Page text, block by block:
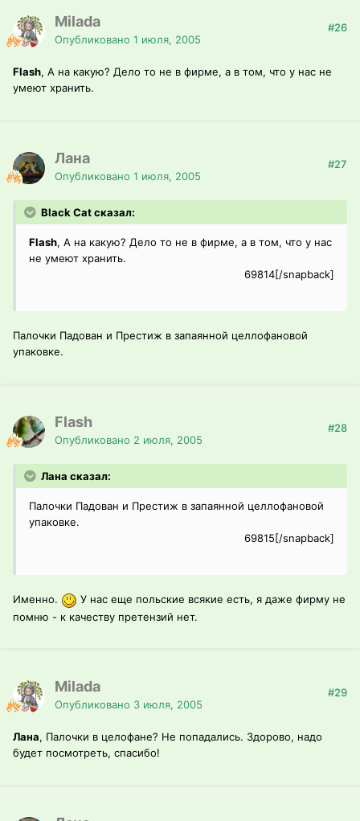
Milada
Опубликовано 1 июля, 2005
#26
Flash, А на какую? Дело то не в фирме, а в том, что у нас не
умеют хранить.
Лана
Опубликовано 1 июля, 2005
#27
Black Cat сказал:
Flash, А на какую? Дело то не в фирме, а в том, что у нас
не умеют хранить.
69814[/snapback]
Палочки Падован и Престиж в запаянной целлофановой
упаковке.
Flash
Опубликовано 2 июля, 2005
#28
Лана сказал:
Палочки Падован и Престиж в запаянной целлофановой
упаковке.
69815[/snapback]
Именно.
У нас еще польские всякие есть, я даже фирму не
помню - к качеству претензий нет.
Milada
Опубликовано 3 июля, 2005
#29
Лана, Палочки в целофане? Не попадались. Здорово, надо
будет посмотреть, спасибо!